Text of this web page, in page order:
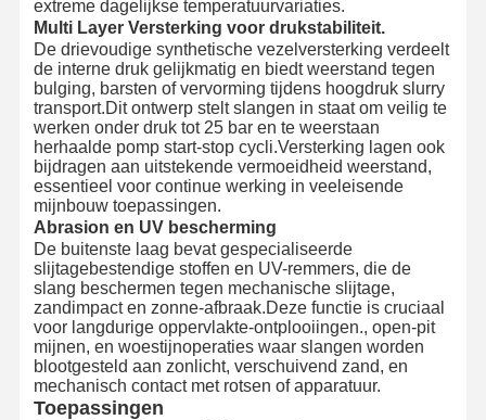
extreme dagelijkse temperatuurvariaties.
Multi Layer Versterking voor drukstabiliteit.
De drievoudige synthetische vezelversterking verdeelt
de interne druk gelijkmatig en biedt weerstand tegen
bulging, barsten of vervorming tijdens hoogdruk slurry
transport.Dit ontwerp stelt slangen in staat om veilig te
werken onder druk tot 25 bar en te weerstaan
herhaalde pomp start-stop cycli.Versterking lagen ook
bijdragen aan uitstekende vermoeidheid weerstand,
essentieel voor continue werking in veeleisende
mijnbouw toepassingen.
Abrasion en UV bescherming
De buitenste laag bevat gespecialiseerde
slijtagebestendige stoffen en UV-remmers, die de
slang beschermen tegen mechanische slijtage,
zandimpact en zonne-afbraak.Deze functie is cruciaal
voor langdurige oppervlakte-ontplooiingen., open-pit
mijnen, en woestijnoperaties waar slangen worden
blootgesteld aan zonlicht, verschuivend zand, en
mechanisch contact met rotsen of apparatuur.
Toepassingen